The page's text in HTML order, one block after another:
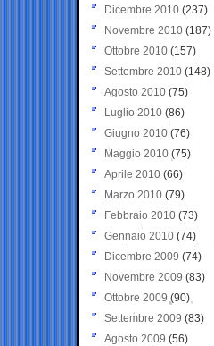
Dicembre 2010 (237)
Novembre 2010 (187)
Ottobre 2010 (157)
Settembre 2010 (148)
Agosto 2010 (75)
Luglio 2010 (86)
Giugno 2010 (76)
Maggio 2010 (75)
Aprile 2010 (66)
Marzo 2010 (79)
Febbraio 2010 (73)
Gennaio 2010 (74)
Dicembre 2009 (74)
Novembre 2009 (83)
Ottobre 2009 (90)
Settembre 2009 (83)
Agosto 2009 (56)